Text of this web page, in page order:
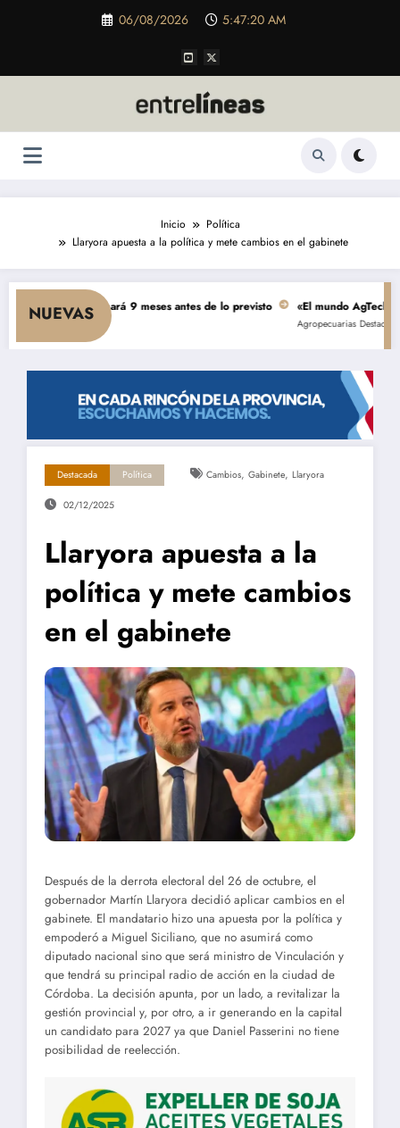
06/08/2026 5:47:21 AM
Inicio
Política
Llaryora apuesta a la política y mete cambios en el gabinete
NUEVAS
se terminará 9 meses antes de lo previsto «El mundo AgTech es una
Agropecuarias Destacada
Destacada Política Cambios, Gabinete, Llaryora
02/12/2025
Llaryora apuesta a la
política y mete cambios
en el gabinete
Después de la derrota electoral del 26 de octubre, el
gobernador Martín Llaryora decidió aplicar cambios en el
gabinete. El mandatario hizo una apuesta por la política y
empoderó a Miguel Siciliano, que no asumirá como
diputado nacional sino que será ministro de Vinculación y
que tendrá su principal radio de acción en la ciudad de
Córdoba. La decisión apunta, por un lado, a revitalizar la
gestión provincial y, por otro, a ir generando en la capital
un candidato para 2027 ya que Daniel Passerini no tiene
posibilidad de reelección.